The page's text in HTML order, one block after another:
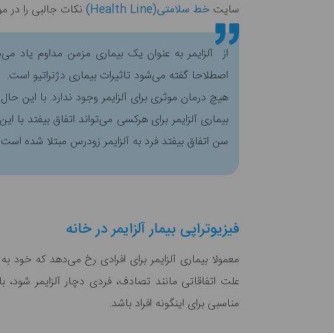
سایت خط سلامتی(Health Line)‌ نکات جالبی را در
از آلزایمر به عنوان یک بیماری مزمن مداوم
اصطلاحا گفته می‌شود تاثیرات بیماری دژنراتیو است.
هیچ درمان موثری برای آلزایمر وجود ندارد. با این
سن اتفاق بیفتد فرد به آلزایمر زودرس مبتلا شده است.
فیزیوتراپی بیمار آلزایمر در خانه
معمولا بیماری آلزایمر برای افرادی رخ می‌دهد که
علت اتفاقاتی مانند تصادف، فردی دچار آلزایمر
مناسبی برای اینگونه افراد باشد.